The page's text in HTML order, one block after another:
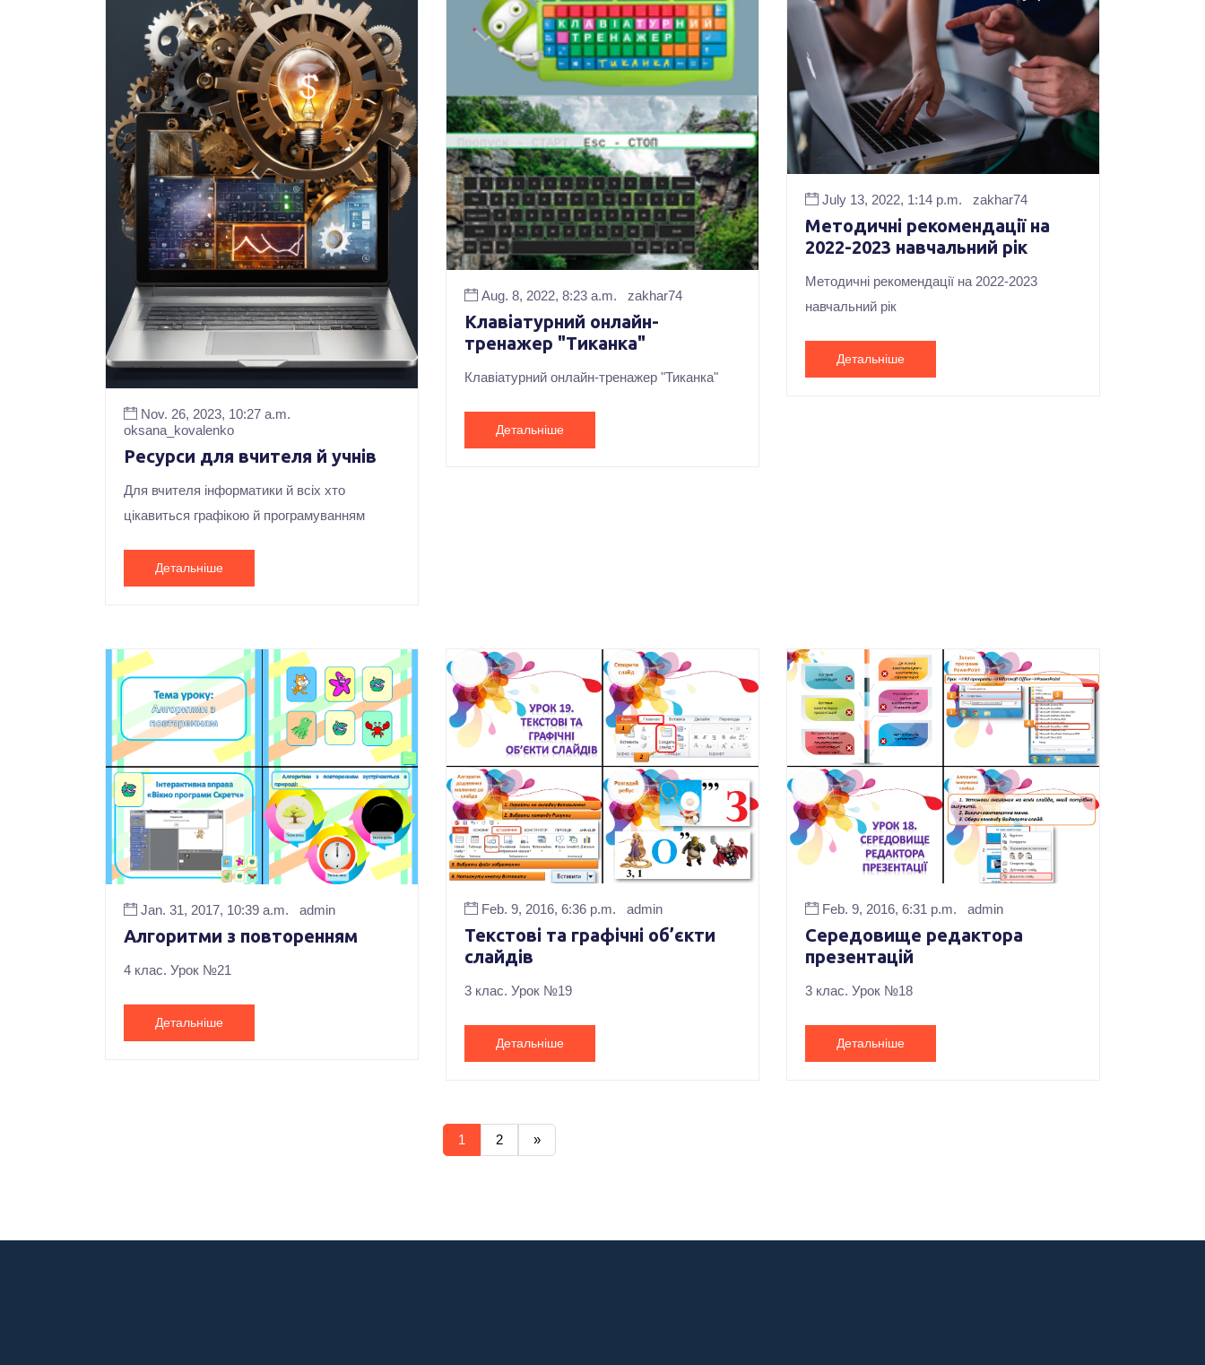
Nov. 26, 2023, 10:27 a.m.
oksana_kovalenko
Ресурси для вчителя й учнів
Для вчителя інформатики й всіх хто
цікавиться графікою й програмуванням
Детальніше
Aug. 8, 2022, 8:23 a.m. zakhar74
Клавіатурний онлайн-
тренажер "Тиканка"
Клавіатурний онлайн-тренажер "Тиканка"
Детальніше
July 13, 2022, 1:14 p.m. zakhar74
Методичні рекомендації на
2022-2023 навчальний рік
Методичні рекомендації на 2022-2023
навчальний рік
Детальніше
Jan. 31, 2017, 10:39 a.m. admin
Алгоритми з повторенням
4 клас. Урок №21
Детальніше
Feb. 9, 2016, 6:36 p.m. admin
Текстові та графічні об’єкти
слайдів
3 клас. Урок №19
Детальніше
Feb. 9, 2016, 6:31 p.m. admin
Середовище редактора
презентацій
3 клас. Урок №18
Детальніше
1 2 »